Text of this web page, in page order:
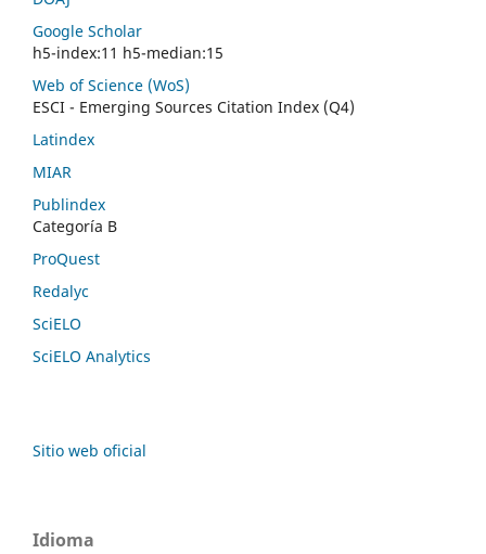
Google Scholar
h5-index:11 h5-median:15
Web of Science (WoS)
ESCI - Emerging Sources Citation Index (Q4)
Latindex
MIAR
Publindex
Categoría B
ProQuest
Redalyc
SciELO
SciELO Analytics
Sitio web oficial
Idioma